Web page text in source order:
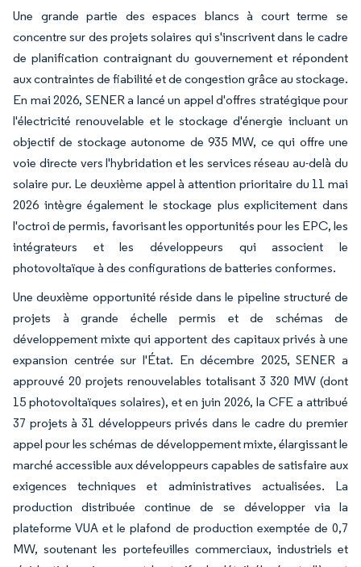
Une grande partie des espaces blancs à court terme se
concentre sur des projets solaires qui s'inscrivent dans le cadre
de planification contraignant du gouvernement et répondent
aux contraintes de fiabilité et de congestion grâce au stockage.
En mai 2026, SENER a lancé un appel d'offres stratégique pour
l'électricité renouvelable et le stockage d'énergie incluant un
objectif de stockage autonome de 935 MW, ce qui offre une
voie directe vers l'hybridation et les services réseau au-delà du
solaire pur. Le deuxième appel à attention prioritaire du 11 mai
2026 intègre également le stockage plus explicitement dans
l'octroi de permis, favorisant les opportunités pour les EPC, les
intégrateurs et les développeurs qui associent le
photovoltaïque à des configurations de batteries conformes.
Une deuxième opportunité réside dans le pipeline structuré de
projets à grande échelle permis et de schémas de
développement mixte qui apportent des capitaux privés à une
expansion centrée sur l'État. En décembre 2025, SENER a
approuvé 20 projets renouvelables totalisant 3 320 MW (dont
15 photovoltaïques solaires), et en juin 2026, la CFE a attribué
37 projets à 31 développeurs privés dans le cadre du premier
appel pour les schémas de développement mixte, élargissant le
marché accessible aux développeurs capables de satisfaire aux
exigences techniques et administratives actualisées. La
production distribuée continue de se développer via la
plateforme VUA et le plafond de production exemptée de 0,7
MW, soutenant les portefeuilles commerciaux, industriels et